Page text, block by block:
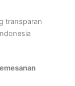
transparan